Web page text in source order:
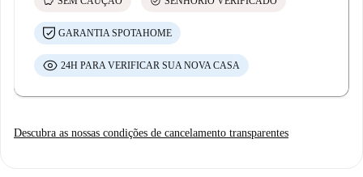
GARANTIA SPOTAHOME
24H PARA VERIFICAR SUA NOVA CASA
Descubra as nossas condições de cancelamento transparentes